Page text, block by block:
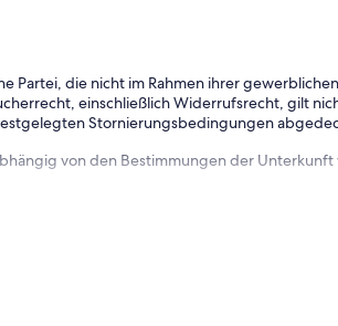
Partei, die nicht im Rahmen ihrer gewerblichen,
einschließlich Widerrufsrecht, gilt
Stornierungsbedingungen
von den Bestimmungen der Unterkunft